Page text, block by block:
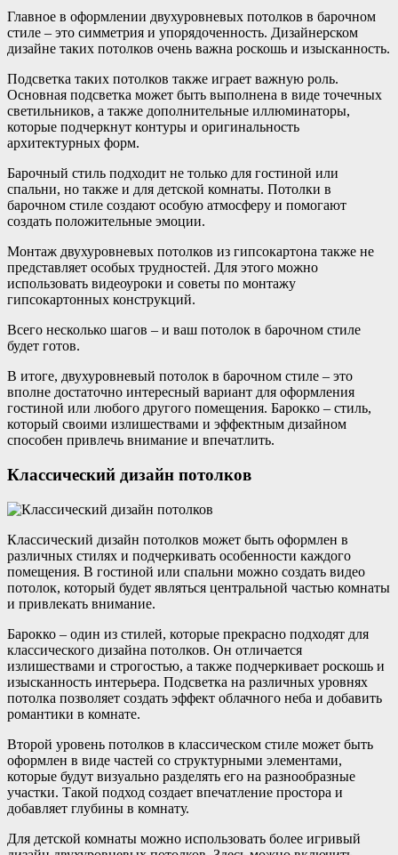
Главное в оформлении двухуровневых потолков в барочном
стиле – это симметрия и упорядоченность. Дизайнерском
дизайне таких потолков очень важна роскошь и изысканность.
Подсветка таких потолков также играет важную роль.
Основная подсветка может быть выполнена в виде точечных
светильников, а также дополнительные иллюминаторы,
которые подчеркнут контуры и оригинальность
архитектурных форм.
Барочный стиль подходит не только для гостиной или
спальни, но также и для детской комнаты. Потолки в
барочном стиле создают особую атмосферу и помогают
создать положительные эмоции.
Монтаж двухуровневых потолков из гипсокартона также не
представляет особых трудностей. Для этого можно
использовать видеоуроки и советы по монтажу
гипсокартонных конструкций.
Всего несколько шагов – и ваш потолок в барочном стиле
будет готов.
В итоге, двухуровневый потолок в барочном стиле – это
вполне достаточно интересный вариант для оформления
гостиной или любого другого помещения. Барокко – стиль,
который своими излишествами и эффектным дизайном
способен привлечь внимание и впечатлить.
Классический дизайн потолков
Классический дизайн потолков может быть оформлен в
различных стилях и подчеркивать особенности каждого
помещения. В гостиной или спальни можно создать видео
потолок, который будет являться центральной частью комнаты
и привлекать внимание.
Барокко – один из стилей, которые прекрасно подходят для
классического дизайна потолков. Он отличается
излишествами и строгостью, а также подчеркивает роскошь и
изысканность интерьера. Подсветка на различных уровнях
потолка позволяет создать эффект облачного неба и добавить
романтики в комнате.
Второй уровень потолков в классическом стиле может быть
оформлен в виде частей со структурными элементами,
которые будут визуально разделять его на разнообразные
участки. Такой подход создает впечатление простора и
добавляет глубины в комнату.
Для детской комнаты можно использовать более игривый